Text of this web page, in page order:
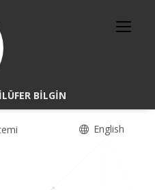
BİLGİN
English